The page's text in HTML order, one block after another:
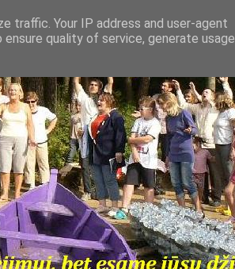
traffic. Your IP address and user-agent
quality of service, generate usage